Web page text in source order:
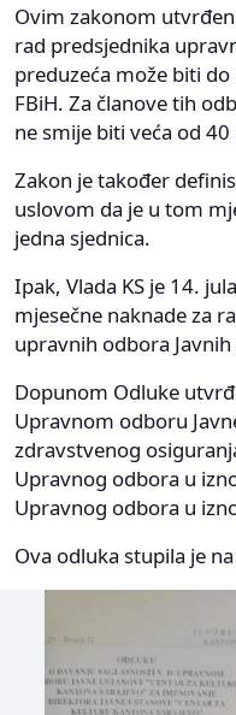
Ovim zakonom
rad predsjednika
preduzeća može biti
FBiH. Za članove tih
ne smije biti veća od
Zakon je također
uslovom da je u tom
jedna sjednica.
Ipak, Vlada KS je 14.
mjesečne naknade za
upravnih odbora
Dopunom Odluke
Upravnom odboru
zdravstvenog
Upravnog odbora u
Upravnog odbora u
Ova odluka stupila je